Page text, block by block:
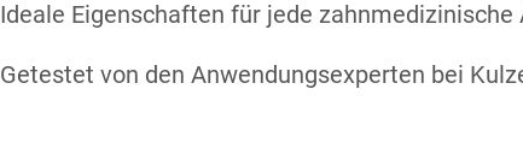
Ideale Eigenschaften für jede zahnmedizinische
Getestet von den Anwendungsexperten bei